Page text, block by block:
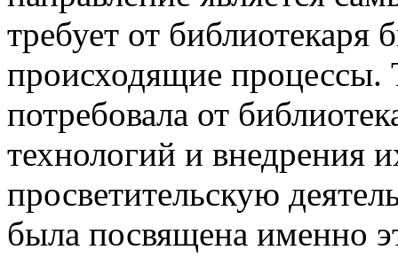
требует от библиотекаря
происходящие процессы.
потребовала от
технологий и внедрения
просветительскую
была посвящена именно